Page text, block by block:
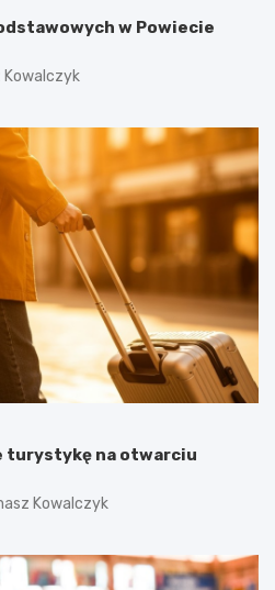
w Powiecie
Kowalczyk
turystykę na otwarciu
Kowalczyk